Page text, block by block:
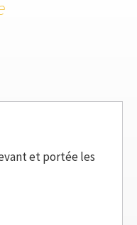
et portée les